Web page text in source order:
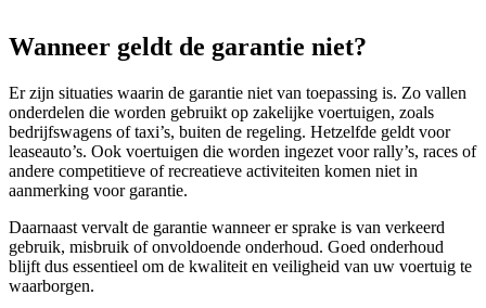
Wanneer geldt de garantie niet?
Er zijn situaties waarin de garantie niet van toepassing is. Zo vallen
onderdelen die worden gebruikt op zakelijke voertuigen, zoals
bedrijfswagens of taxi’s, buiten de regeling. Hetzelfde geldt voor
leaseauto’s. Ook voertuigen die worden ingezet voor rally’s, races of
andere competitieve of recreatieve activiteiten komen niet in
aanmerking voor garantie.
Daarnaast vervalt de garantie wanneer er sprake is van verkeerd
gebruik, misbruik of onvoldoende onderhoud. Goed onderhoud
blijft dus essentieel om de kwaliteit en veiligheid van uw voertuig te
waarborgen.